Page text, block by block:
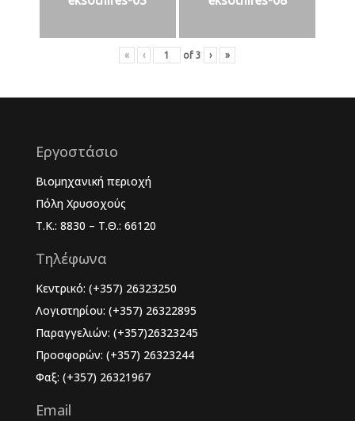
« ‹ of3 › »
Εργοστάσιο
Βιομηχανική περιοχή
Πόλη Χρυσοχούς
Τ.Κ.: 8830 – Τ.Θ.: 66120
Τηλέφωνα
Κεντρικό: (+357) 26323250
Λογιστηρίου: (+357) 26322895
Παραγγελιών: (+357)26323245
Προσφορών: (+357) 26323244
Φαξ: (+357) 26321967
Email